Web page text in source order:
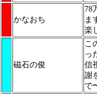
かなおち
78
ま
楽
磁石の俊
こ
っ
信
謝
で